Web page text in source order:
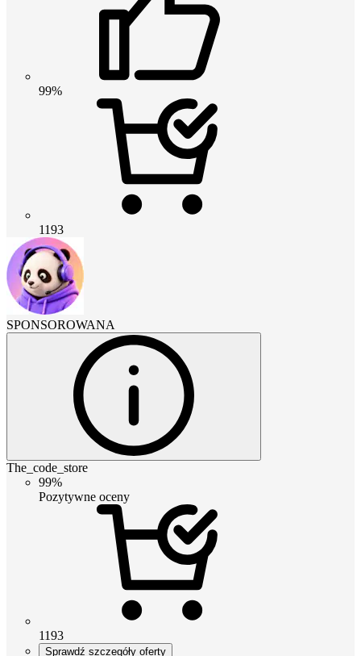
99%
1193
SPONSOROWANA
The_code_store
99%
Pozytywne oceny
1193
Sprawdź szczegóły oferty